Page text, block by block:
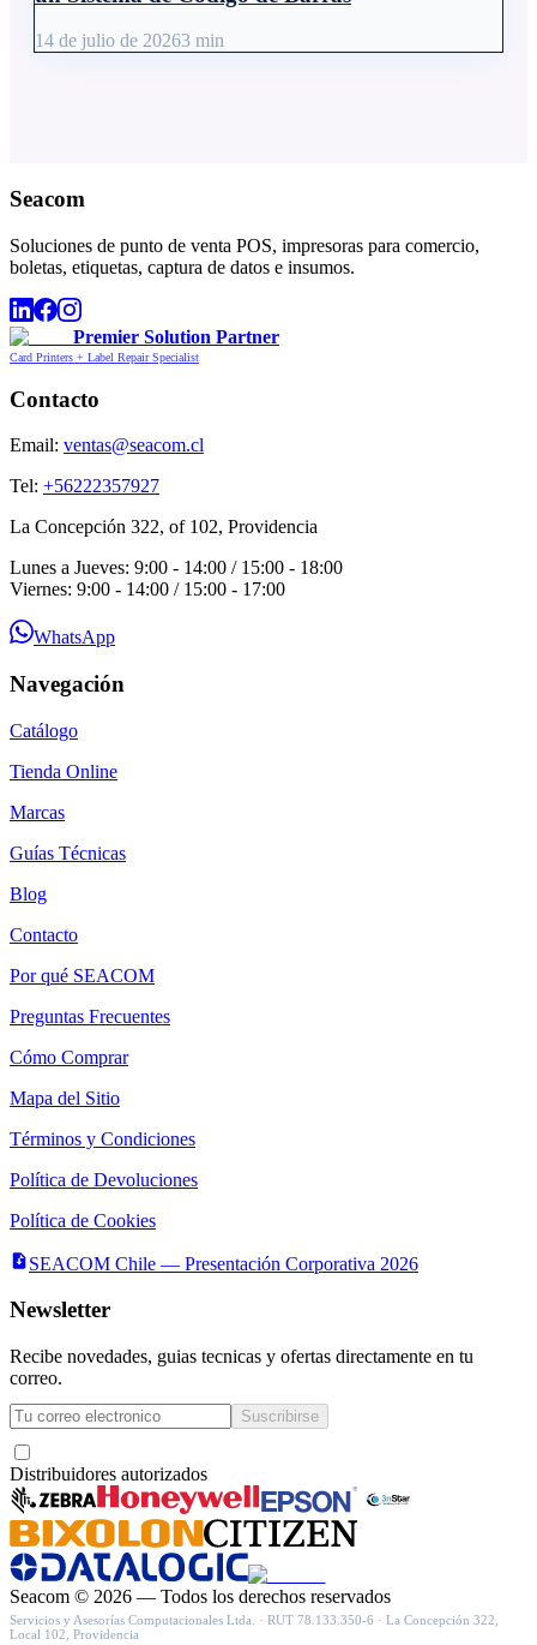
14 de julio de 20263 min
Seacom
Soluciones de punto de venta POS, impresoras para comercio,
boletas, etiquetas, captura de datos e insumos.
Premier Solution Partner
Card Printers + Label Repair Specialist
Contacto
Email: ventas@seacom.cl
Tel: +56222357927
La Concepción 322, of 102, Providencia
Lunes a Jueves: 9:00 - 14:00 / 15:00 - 18:00
Viernes: 9:00 - 14:00 / 15:00 - 17:00
WhatsApp
Navegación
Catálogo
Tienda Online
Marcas
Guías Técnicas
Blog
Contacto
Por qué SEACOM
Preguntas Frecuentes
Cómo Comprar
Mapa del Sitio
Términos y Condiciones
Política de Devoluciones
Política de Cookies
SEACOM Chile — Presentación Corporativa 2026
Newsletter
Recibe novedades, guias tecnicas y ofertas directamente en tu
correo.
Suscribirse
Distribuidores autorizados
Seacom © 2026 — Todos los derechos reservados
Servicios y Asesorías Computacionales Ltda. · RUT 78.133.350-6 · La Concepción 322,
Local 102, Providencia